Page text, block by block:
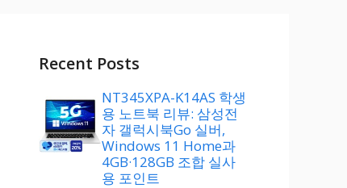
Recent Posts
NT345XPA-K14AS 학생
용 노트북 리뷰: 삼성전
자 갤럭시북Go 실버,
Windows 11 Home과
4GB·128GB 조합 실사
용 포인트